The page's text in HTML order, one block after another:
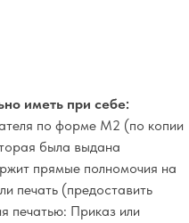
иметь при себе:
по форме М2 (по копии
была выдана
прямые полномочия на
печать (предоставить
печатью: Приказ или